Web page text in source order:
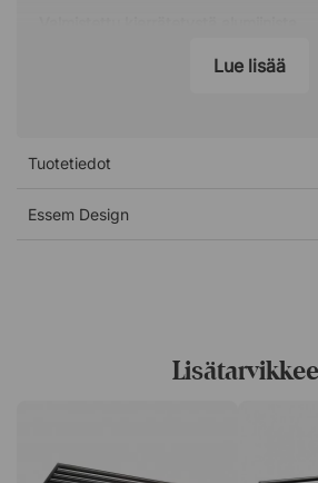
rakenteesta kestävän ja
Mama toimitetaan kiinnitysruuvin
asennuksesta seinälle nopeaa ja
designklassikko, joka pysyy
Lue lisää
Tuotetiedot
Essem Design